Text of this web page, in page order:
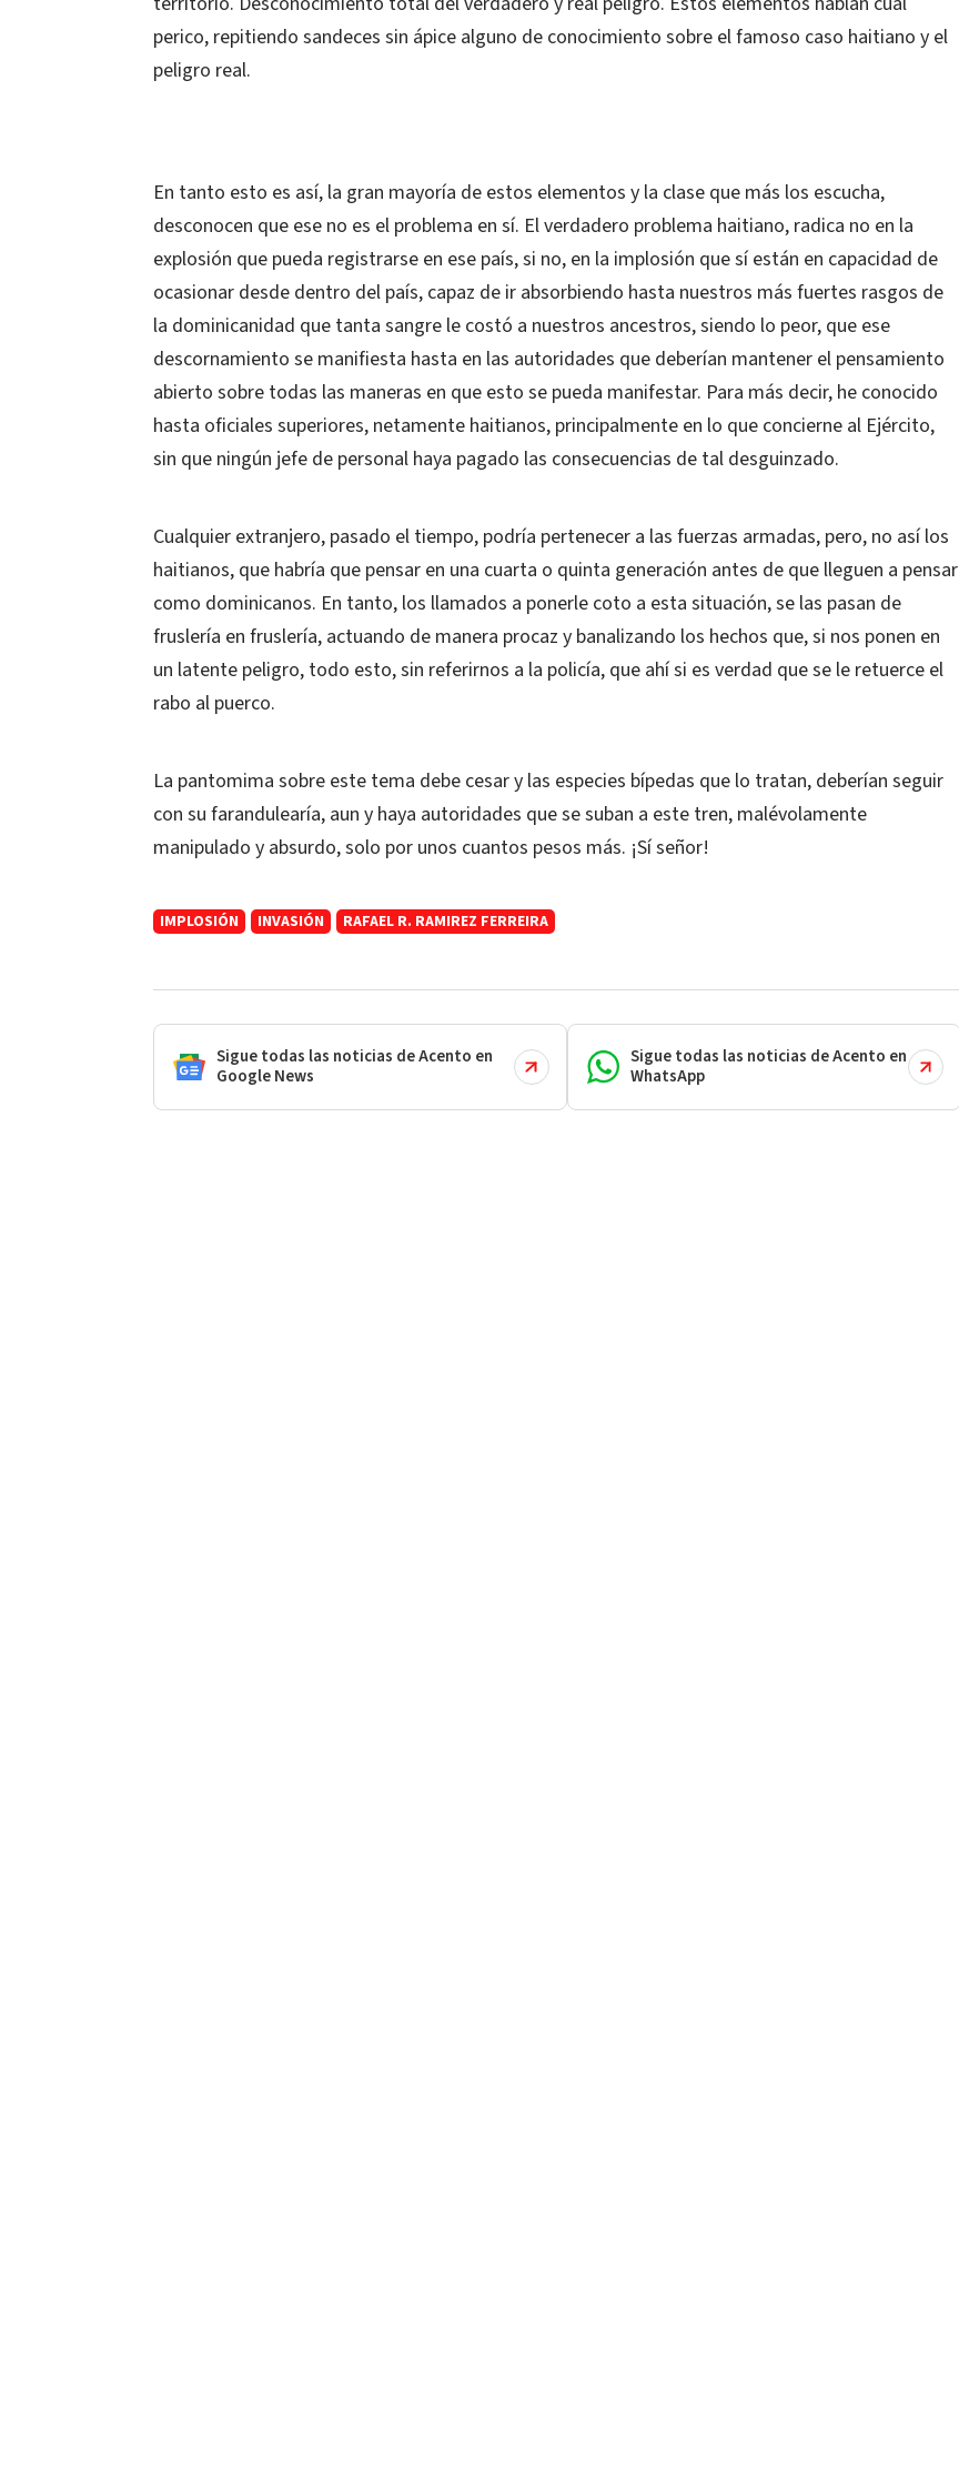
perico, repitiendo sandeces sin ápice alguno de conocimiento sobre el famoso caso haitiano y el
peligro real.
En tanto esto es así, la gran mayoría de estos elementos y la clase que más los escucha,
desconocen que ese no es el problema en sí. El verdadero problema haitiano, radica no en la
explosión que pueda registrarse en ese país, si no, en la implosión que sí están en capacidad de
ocasionar desde dentro del país, capaz de ir absorbiendo hasta nuestros más fuertes rasgos de
la dominicanidad que tanta sangre le costó a nuestros ancestros, siendo lo peor, que ese
descornamiento se manifiesta hasta en las autoridades que deberían mantener el pensamiento
abierto sobre todas las maneras en que esto se pueda manifestar. Para más decir, he conocido
hasta oficiales superiores, netamente haitianos, principalmente en lo que concierne al Ejército,
sin que ningún jefe de personal haya pagado las consecuencias de tal desguinzado.
Cualquier extranjero, pasado el tiempo, podría pertenecer a las fuerzas armadas, pero, no así los
haitianos, que habría que pensar en una cuarta o quinta generación antes de que lleguen a pensar
como dominicanos. En tanto, los llamados a ponerle coto a esta situación, se las pasan de
fruslería en fruslería, actuando de manera procaz y banalizando los hechos que, si nos ponen en
un latente peligro, todo esto, sin referirnos a la policía, que ahí si es verdad que se le retuerce el
rabo al puerco.
La pantomima sobre este tema debe cesar y las especies bípedas que lo tratan, deberían seguir
con su farandulearía, aun y haya autoridades que se suban a este tren, malévolamente
manipulado y absurdo, solo por unos cuantos pesos más. ¡Sí señor!
IMPLOSIÓN INVASIÓN RAFAEL R. RAMIREZ FERREIRA
Sigue todas las noticias de Acento en
Google News
Sigue todas las noticias de Acento en
WhatsApp